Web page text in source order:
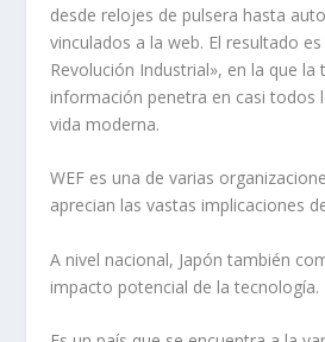
desde relojes de pulsera hasta
vinculados a la web. El resultado es
Revolución Industrial», en la que la
información penetra en casi todos
vida moderna.
WEF es una de varias
aprecian las vastas implicaciones
A nivel nacional, Japón también
impacto potencial de la tecnología.